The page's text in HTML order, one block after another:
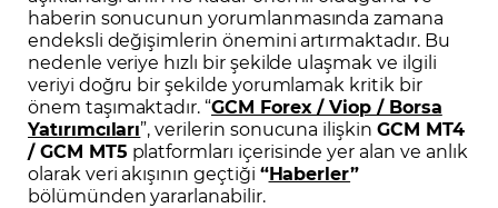
haberin sonucunun yorumlanmasında zamana
endeksli değişimlerin önemini artırmaktadır. Bu
nedenle veriye hızlı bir şekilde ulaşmak ve ilgili
veriyi doğru bir şekilde yorumlamak kritik bir
önem taşımaktadır. “GCM Forex / Viop / Borsa
Yatırımcıları”, verilerin sonucuna ilişkin GCM MT4
/ GCM MT5 platformları içerisinde yer alan ve anlık
olarak veri akışının geçtiği “Haberler”
bölümünden yararlanabilir.